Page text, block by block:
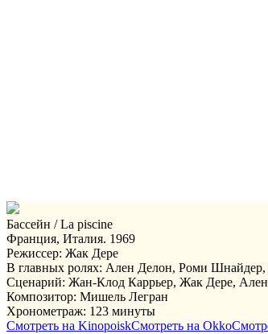
Бассейн / La piscine
Франция, Италия. 1969
Режиссер: Жак Дере
В главных ролях: Ален Делон, Роми
Сценарий: Жан-Клод Каррьер, Жак Дере,
Композитор: Мишель Легран
Хронометраж: 123 минуты
Смотреть на KinopoiskСмотреть на Okko